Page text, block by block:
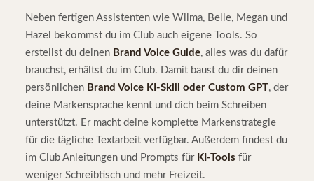
Neben fertigen Assistenten wie Wilma, Belle, Megan und
Hazel bekommst du im Club auch eigene Tools. So
erstellst du deinen Brand Voice Guide, alles was du dafür
brauchst, erhältst du im Club. Damit baust du dir deinen
persönlichen Brand Voice KI-Skill oder Custom GPT, der
deine Markensprache kennt und dich beim Schreiben
unterstützt. Er macht deine komplette Markenstrategie
für die tägliche Textarbeit verfügbar. Außerdem findest du
im Club Anleitungen und Prompts für KI-Tools für
weniger Schreibtisch und mehr Freizeit.